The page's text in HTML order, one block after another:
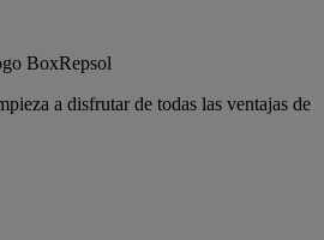
a disfrutar de todas las ventajas de